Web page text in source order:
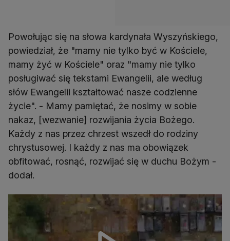
Powołując się na słowa kardynała Wyszyńskiego,
powiedział, że "mamy nie tylko być w Kościele,
mamy żyć w Kościele" oraz "mamy nie tylko
posługiwać się tekstami Ewangelii, ale według
słów Ewangelii kształtować nasze codzienne
życie". - Mamy pamiętać, że nosimy w sobie
nakaz, [wezwanie] rozwijania życia Bożego.
Każdy z nas przez chrzest wszedł do rodziny
chrystusowej. I każdy z nas ma obowiązek
obfitować, rosnąć, rozwijać się w duchu Bożym -
dodał.